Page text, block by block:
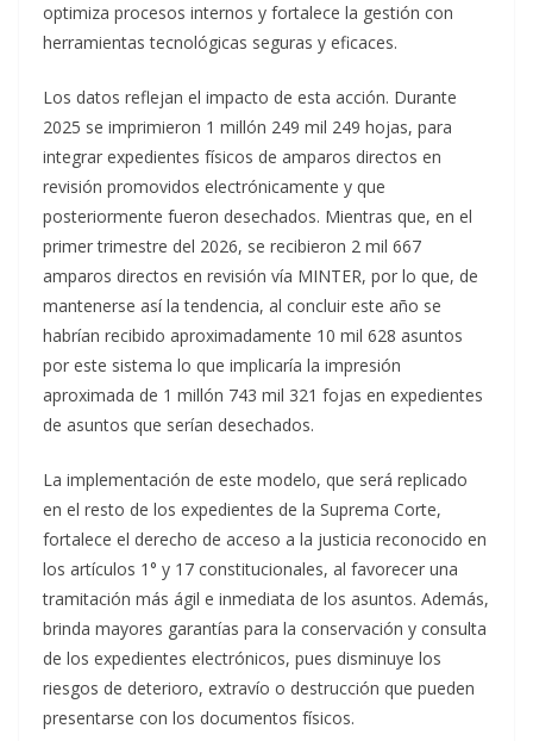
optimiza procesos internos y fortalece la gestión con
herramientas tecnológicas seguras y eficaces.
Los datos reflejan el impacto de esta acción. Durante
2025 se imprimieron 1 millón 249 mil 249 hojas, para
integrar expedientes físicos de amparos directos en
revisión promovidos electrónicamente y que
posteriormente fueron desechados. Mientras que, en el
primer trimestre del 2026, se recibieron 2 mil 667
amparos directos en revisión vía MINTER, por lo que, de
mantenerse así la tendencia, al concluir este año se
habrían recibido aproximadamente 10 mil 628 asuntos
por este sistema lo que implicaría la impresión
aproximada de 1 millón 743 mil 321 fojas en expedientes
de asuntos que serían desechados.
La implementación de este modelo, que será replicado
en el resto de los expedientes de la Suprema Corte,
fortalece el derecho de acceso a la justicia reconocido en
los artículos 1° y 17 constitucionales, al favorecer una
tramitación más ágil e inmediata de los asuntos. Además,
brinda mayores garantías para la conservación y consulta
de los expedientes electrónicos, pues disminuye los
riesgos de deterioro, extravío o destrucción que pueden
presentarse con los documentos físicos.